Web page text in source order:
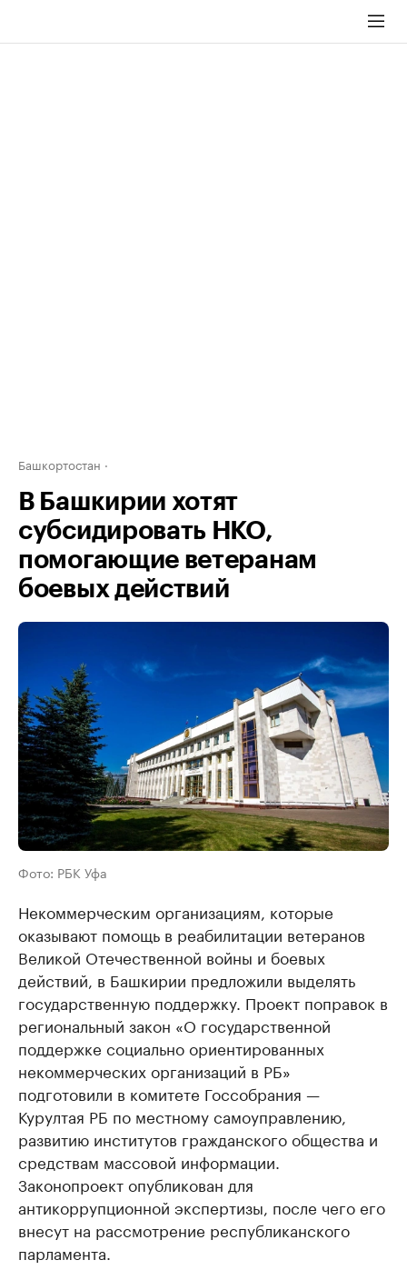
Башкортостан
В Башкирии хотят
субсидировать НКО,
помогающие ветеранам
боевых действий
Фото: РБК Уфа
Некоммерческим организациям, которые
оказывают помощь в реабилитации ветеранов
Великой Отечественной войны и боевых
действий, в Башкирии предложили выделять
государственную поддержку. Проект поправок в
региональный закон «О государственной
поддержке социально ориентированных
некоммерческих организаций в РБ»
подготовили в комитете Госсобрания —
Курултая РБ по местному самоуправлению,
развитию институтов гражданского общества и
средствам массовой информации.
Законопроект опубликован для
антикоррупционной экспертизы, после чего его
внесут на рассмотрение республиканского
парламента.